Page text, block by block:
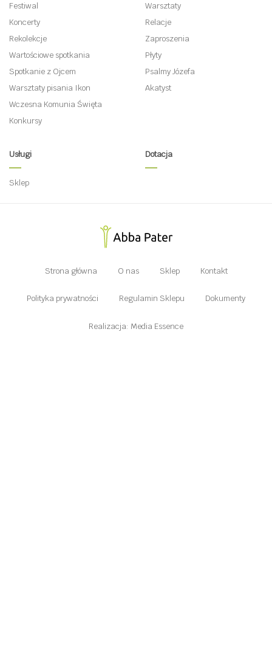
Festiwal
Koncerty
Rekolekcje
Wartościowe spotkania
Spotkanie z Ojcem
Warsztaty pisania Ikon
Wczesna Komunia Święta
Konkursy
Warsztaty
Relacje
Zaproszenia
Płyty
Psalmy Józefa
Akatyst
Usługi
Sklep
Dotacja
Strona główna O nas Sklep Kontakt
Polityka prywatności Regulamin Sklepu Dokumenty
Realizacja: Media Essence